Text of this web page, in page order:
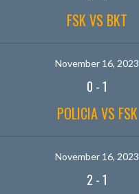
FSK VS BKT
November 16, 2023
0 -1
POLICIA VS FSK
November 16, 2023
2 -1